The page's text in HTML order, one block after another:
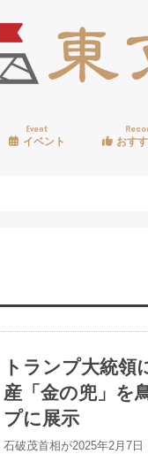
Event
イベント おす
トランプ大統領
産「金の兜」を
プに展示
石破茂首相が2025年2月7